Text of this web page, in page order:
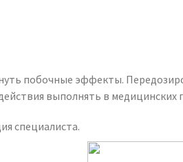
побочные эффекты.
выполнять в медицинских
специалиста.